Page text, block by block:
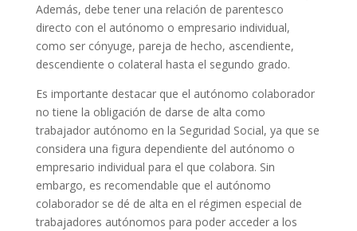
Además, debe tener una relación de parentesco
directo con el autónomo o empresario individual,
como ser cónyuge, pareja de hecho, ascendiente,
descendiente o colateral hasta el segundo grado.
Es importante destacar que el autónomo colaborador
no tiene la obligación de darse de alta como
trabajador autónomo en la Seguridad Social, ya que se
considera una figura dependiente del autónomo o
empresario individual para el que colabora. Sin
embargo, es recomendable que el autónomo
colaborador se dé de alta en el régimen especial de
trabajadores autónomos para poder acceder a los